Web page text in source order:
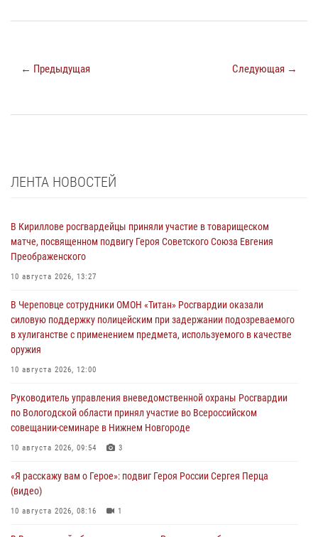
← Предыдущая Следующая →
ЛЕНТА НОВОСТЕЙ
В Кириллове росгвардейцы приняли участие в товарищеском
матче, посвященном подвигу Героя Советского Союза Евгения
Преображенского
10 августа 2026, 13:27
В Череповце сотрудники ОМОН «Титан» Росгвардии оказали
силовую поддержку полицейским при задержании подозреваемого
в хулиганстве с применением предмета, используемого в качестве
оружия
10 августа 2026, 12:00
Руководитель управления вневедомственной охраны Росгвардии
по Вологодской области принял участие во Всероссийском
совещании-семинаре в Нижнем Новгороде
10 августа 2026, 09:54 3
«Я расскажу вам о Герое»: подвиг Героя России Сергея Перца
(видео)
10 августа 2026, 08:16 1